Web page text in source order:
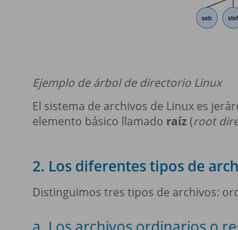
Ejemplo de árbol de directorio Linux
El sistema de archivos de Linux es
elemento básico llamado raíz(root
2. Los diferentes tipos de
Distinguimos tres tipos de archivos: